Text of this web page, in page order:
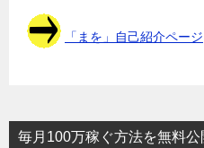
「まを」自己紹介ページ
毎月100万稼ぐ方法を無料公